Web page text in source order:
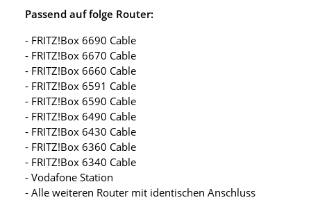
Passend auf folge Router:
- FRITZ!Box 6690 Cable
- FRITZ!Box 6670 Cable
- FRITZ!Box 6660 Cable
- FRITZ!Box 6591 Cable
- FRITZ!Box 6590 Cable
- FRITZ!Box 6490 Cable
- FRITZ!Box 6430 Cable
- FRITZ!Box 6360 Cable
- FRITZ!Box 6340 Cable
- Vodafone Station
- Alle weiteren Router mit identischen Anschluss